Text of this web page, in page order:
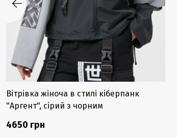
Вітрівка жіноча в стилі кіберпанк
"Аргент", сірий з чорним
4650 грн